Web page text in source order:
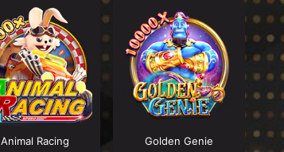
Animal Racing
Golden Genie